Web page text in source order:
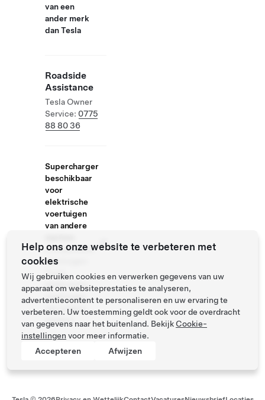
van een
ander merk
dan Tesla
Roadside
Assistance
Tesla Owner
Service: 0775
88 80 36
Supercharger
beschikbaar
voor
elektrische
voertuigen
van andere
Compatibele
voertuigen:
Tesla,
elektrische
voertuigen
van andere
Help ons onze website te verbeteren met
cookies
Wij gebruiken cookies en verwerken gegevens van uw
apparaat om websiteprestaties te analyseren,
advertentiecontent te personaliseren en uw ervaring te
verbeteren. Uw toestemming geldt ook voor de overdracht
van gegevens naar het buitenland. Bekijk Cookie-
instellingen voor meer informatie.
Accepteren
Afwijzen